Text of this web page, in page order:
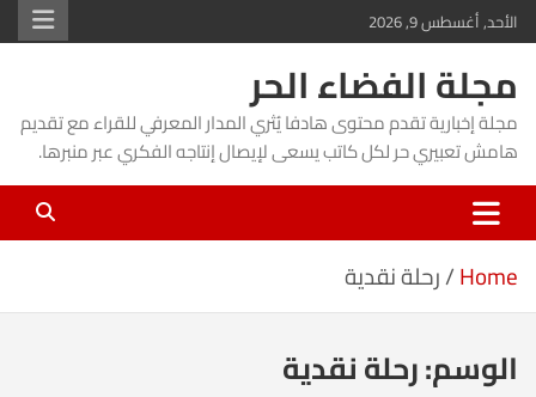
Skip
to
content
الأحد, أغسطس 9, 2026
مجلة الفضاء الحر
مجلة إخبارية تقدم محتوى هادفا يُثري المدار المعرفي للقراء مع تقديم
هامش تعبيري حر لكل كاتب يسعى لإيصال إنتاجه الفكري عبر منبرها.
Home رحلة نقدية
الوسم:رحلة نقدية